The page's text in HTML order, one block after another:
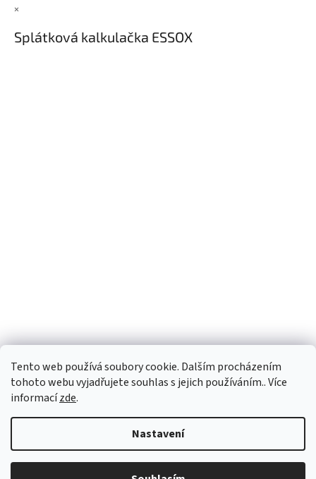
Tento web používá soubory cookie. Dalším procházením
tohoto webu vyjadřujete souhlas s jejich používáním.. Více
informacízde.
Nastavení
lhůta dočasně prodloužit. Doporučujeme nás kontaktovat
pro ověření aktuálního termínu doručení. Děkujeme za Vaši
×
Splátková kalkulačka ESSOX